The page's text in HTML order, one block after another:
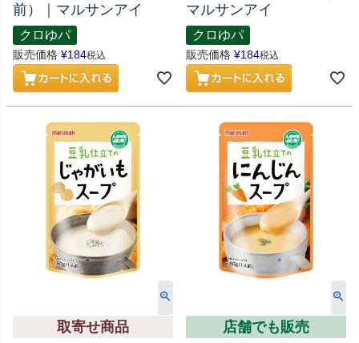
前）｜マルサンアイ
クロゆパ
販売価格 ¥184税込
マルサンアイ
クロゆパ
販売価格 ¥184税込
取寄せ商品 店舗でも販売